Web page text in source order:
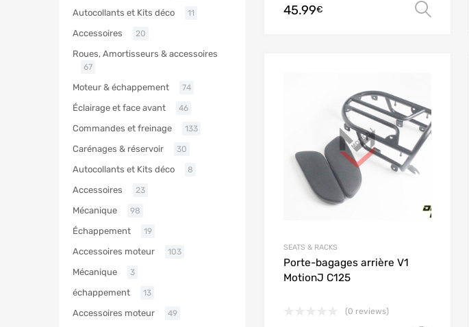
45.99€
SEATS & RACKS
Porte-bagages arrière V1
MotionJ C125
(0 reviews)
Autocollants et Kits déco 11
Accessoires 20
Roues, Amortisseurs & accessoires
67
Moteur & échappement 74
Éclairage et face avant 46
Commandes et freinage 133
Carénages & réservoir 30
Autocollants et Kits déco 8
Accessoires 23
Mécanique 98
Échappement 19
Accessoires moteur 103
Mécanique 3
échappement 13
Accessoires moteur 49